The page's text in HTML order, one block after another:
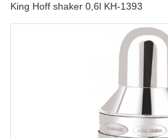
King Hoff shaker 0,6l KH-1393